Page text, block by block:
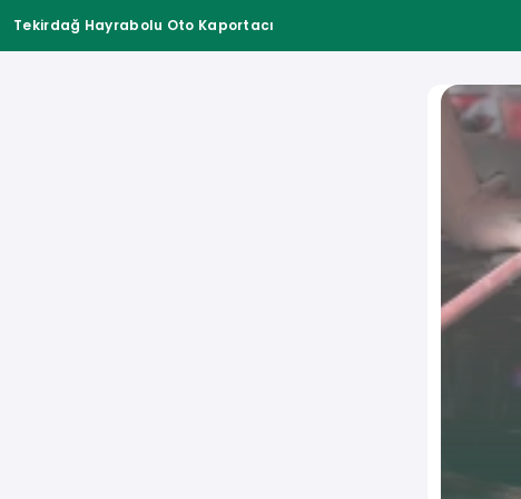
Tekirdağ Hayrabolu Oto Kaportacı